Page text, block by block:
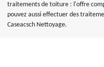
traitements de toiture : l'offre
pouvez aussi effectuer des
Caseacsch Nettoyage.